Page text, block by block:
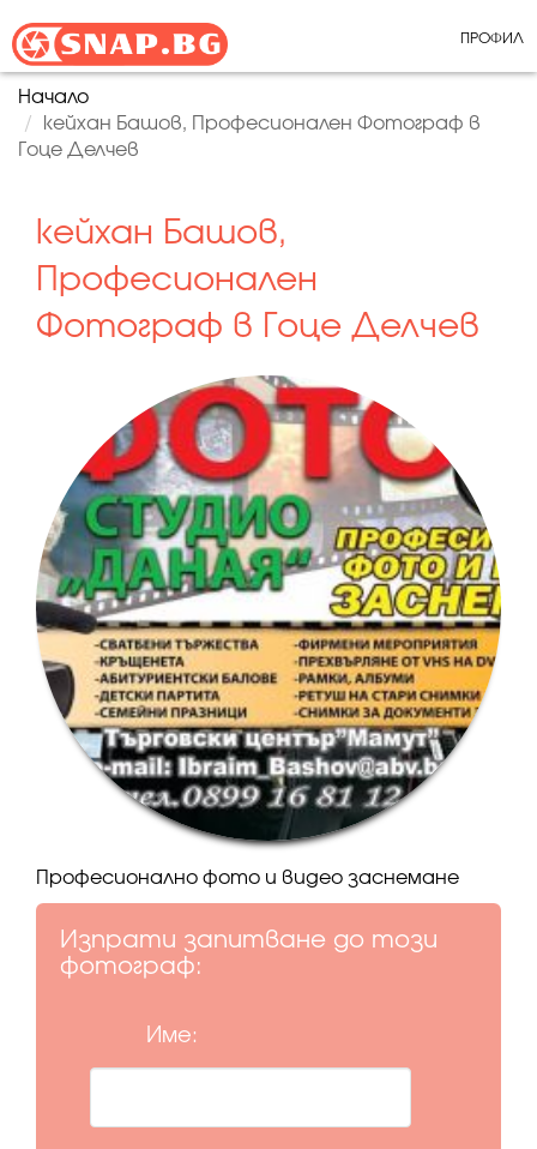
ПРОФИЛ
Начало
кейхан Башов, Професионален Фотограф в
Гоце Делчев
кейхан Башов,
Професионален
Фотограф в Гоце Делчев
Професионално фото и видео заснемане
Изпрати запитване до този
фотограф:
Име: